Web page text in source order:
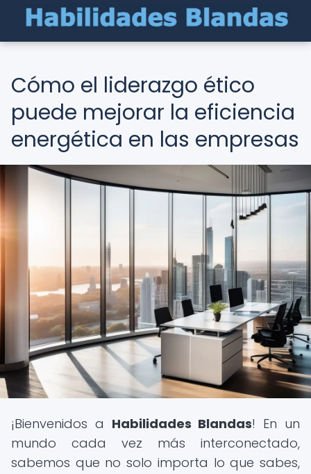
Cómo el liderazgo ético
puede mejorar la eficiencia
energética en las empresas
¡Bienvenidos a Habilidades Blandas! En un
mundo cada vez más interconectado,
sabemos que no solo importa lo que sabes,